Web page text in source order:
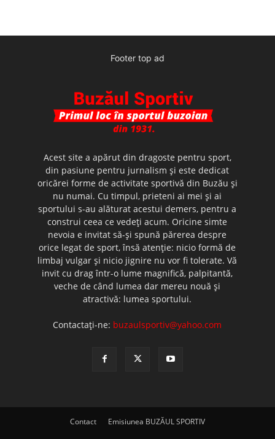
Footer top ad
Acest site a apărut din dragoste pentru sport,
din pasiune pentru jurnalism şi este dedicat
oricărei forme de activitate sportivă din Buzău şi
nu numai. Cu timpul, prieteni ai mei şi ai
sportului s-au alăturat acestui demers, pentru a
construi ceea ce vedeţi acum. Oricine simte
nevoia e invitat să-şi spună părerea despre
orice legat de sport, însă atenţie: nicio formă de
limbaj vulgar şi nicio jignire nu vor fi tolerate. Vă
invit cu drag într-o lume magnifică, palpitantă,
veche de când lumea dar mereu nouă şi
atractivă: lumea sportului.
Contactați-ne: buzaulsportiv@yahoo.com
Contact Emisiunea BUZĂUL SPORTIV